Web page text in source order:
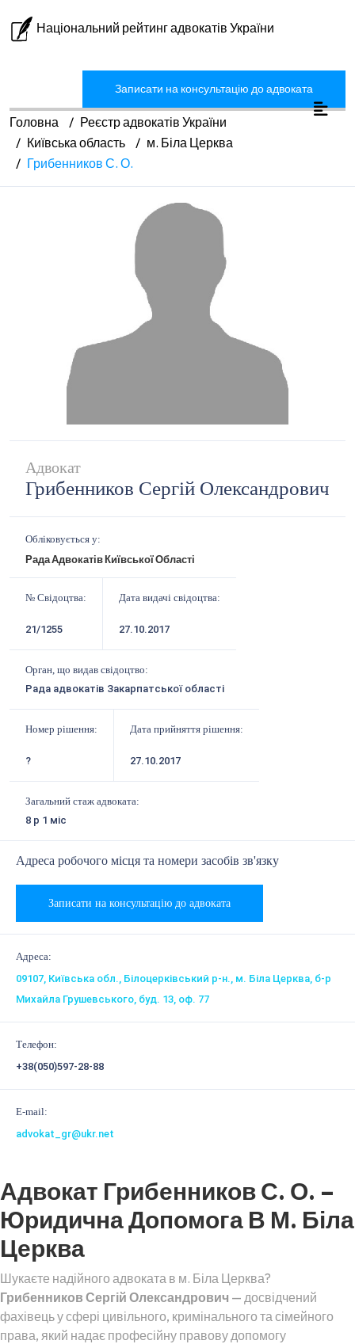
Національний рейтинг адвокатів України
Записати на консультацію до адвоката
Головна
Реєстр адвокатів України
Київська область
м. Біла Церква
Грибенников С. О.
Адвокат
Грибенников Сергій Олександрович
Обліковується у:
Рада Адвокатів Київської Області
№ Свідоцтва:
21/1255
Дата видачі свідоцтва:
27.10.2017
Орган, що видав свідоцтво:
Рада адвокатів Закарпатської області
Номер рішення:
?
Дата прийняття рішення:
27.10.2017
Загальний стаж адвоката:
8 р 1 міс
Адреса робочого місця та номери засобів зв'язку
Записати на консультацію до адвоката
Адреса:
09107, Київська обл., Білоцерківський р-н., м. Біла Церква, б-р
Михайла Грушевського, буд. 13, оф. 77
Телефон:
+38(050)597-28-88
E-mail:
advokat_gr@ukr.net
Адвокат Грибенников С. О. –
Юридична Допомога В М. Біла
Церква
Шукаєте надійного адвоката в м. Біла Церква?
Грибенников Сергій Олександрович — досвідчений
фахівець у сфері цивільного, кримінального та сімейного
права, який надає професійну правову допомогу